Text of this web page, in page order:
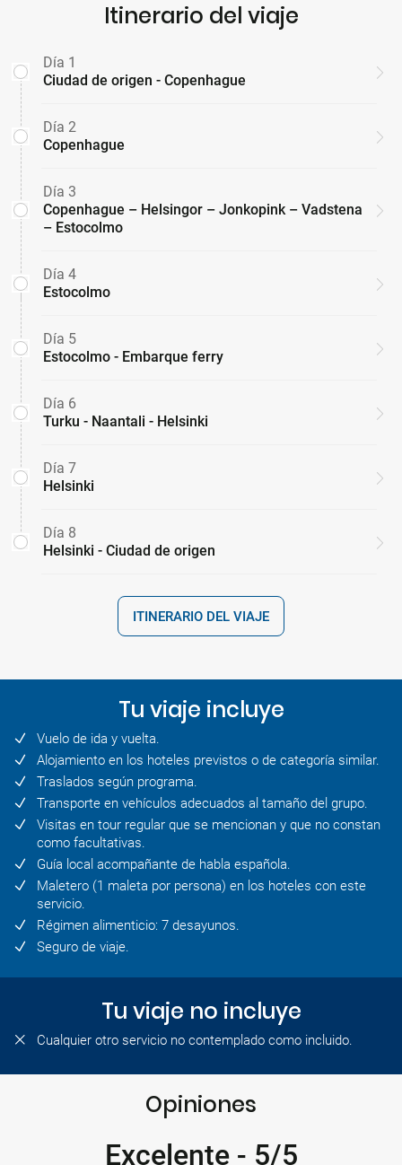
Itinerario del viaje
Día 1
Ciudad de origen - Copenhague
Día 2
Copenhague
Día 3
Copenhague – Helsingor – Jonkopink – Vadstena
– Estocolmo
Día 4
Estocolmo
Día 5
Estocolmo - Embarque ferry
Día 6
Turku - Naantali - Helsinki
Día 7
Helsinki
Día 8
Helsinki - Ciudad de origen
ITINERARIO DEL VIAJE
Tu viaje incluye
Vuelo de ida y vuelta.
Alojamiento en los hoteles previstos o de categoría similar.
Traslados según programa.
Transporte en vehículos adecuados al tamaño del grupo.
Visitas en tour regular que se mencionan y que no constan
como facultativas.
Guía local acompañante de habla española.
Maletero (1 maleta por persona) en los hoteles con este
servicio.
Régimen alimenticio: 7 desayunos.
Seguro de viaje.
Tu viaje no incluye
Cualquier otro servicio no contemplado como incluido.
Opiniones
Excelente- 5/5